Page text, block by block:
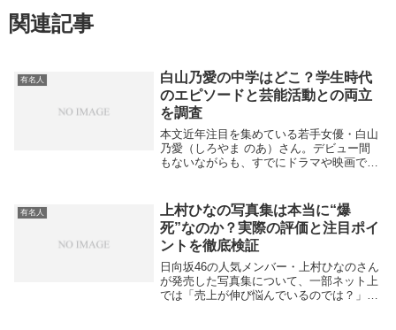
関連記事
有名人
白山乃愛の中学はどこ？学生時代
のエピソードと芸能活動との両立
を調査
本文近年注目を集めている若手女優・白山
乃愛（しろやま のあ）さん。デビュー間
もないながらも、すでにドラマや映画でそ
いて検索すると「白山乃愛 中学」という
ワードが浮上...
有名人
上村ひなの写真集は本当に“爆
死”なのか？実際の評価と注目ポイ
ントを徹底検証
日向坂46の人気メンバー・上村ひなのさん
が発売した写真集について、一部ネット上
では「売上が伸び悩んでいるのでは？」と